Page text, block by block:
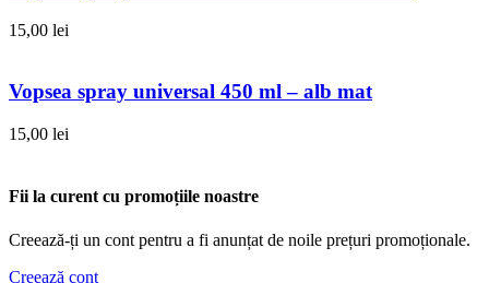
15,00 lei
Vopsea spray universal 450 ml – alb mat
15,00 lei
Fii la curent cu promoțiile noastre
Creează-ți un cont pentru a fi anunțat de noile prețuri promoționale.
Creează cont